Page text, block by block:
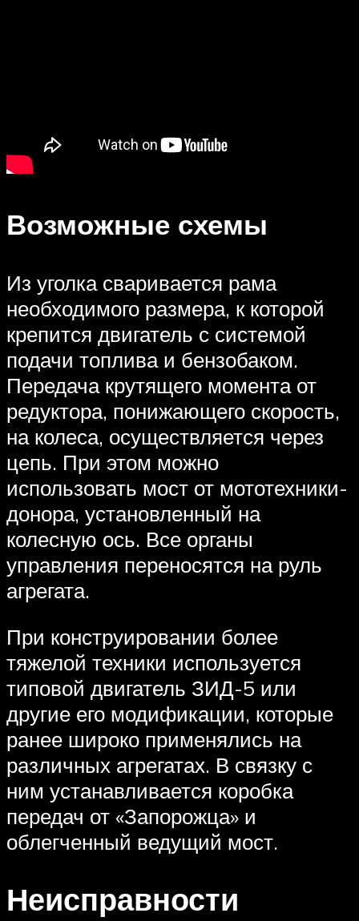
Возможные схемы
Из уголка сваривается рама
необходимого размера, к которой
крепится двигатель с системой
подачи топлива и бензобаком.
Передача крутящего момента от
редуктора, понижающего скорость,
на колеса, осуществляется через
цепь. При этом можно
использовать мост от мототехники-
донора, установленный на
колесную ось. Все органы
управления переносятся на руль
агрегата.
При конструировании более
тяжелой техники используется
типовой двигатель ЗИД-5 или
другие его модификации, которые
ранее широко применялись на
различных агрегатах. В связку с
ним устанавливается коробка
передач от «Запорожца» и
облегченный ведущий мост.
Неисправности